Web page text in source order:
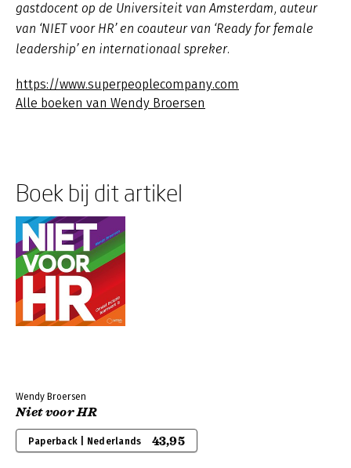
gastdocent op de Universiteit van Amsterdam, auteur
van ‘NIET voor HR’ en coauteur van ‘Ready for female
leadership’ en internationaal spreker.
https://www.superpeoplecompany.com
Alle boeken van Wendy Broersen
Boek bij dit artikel
Wendy Broersen
Niet voor HR
Paperback | Nederlands 43,95